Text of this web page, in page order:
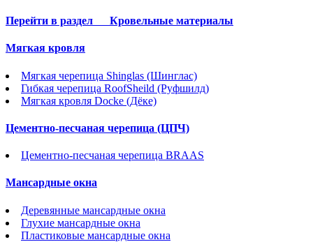
Перейти в раздел Кровельные материалы
Мягкая кровля
Мягкая черепица Shinglas (Шинглас)
Гибкая черепица RoofSheild (Руфшилд)
Мягкая кровля Docke (Дёке)
Цементно-песчаная черепица (ЦПЧ)
Цементно-песчаная черепица BRAAS
Мансардные окна
Деревянные мансардные окна
Глухие мансардные окна
Пластиковые мансардные окна